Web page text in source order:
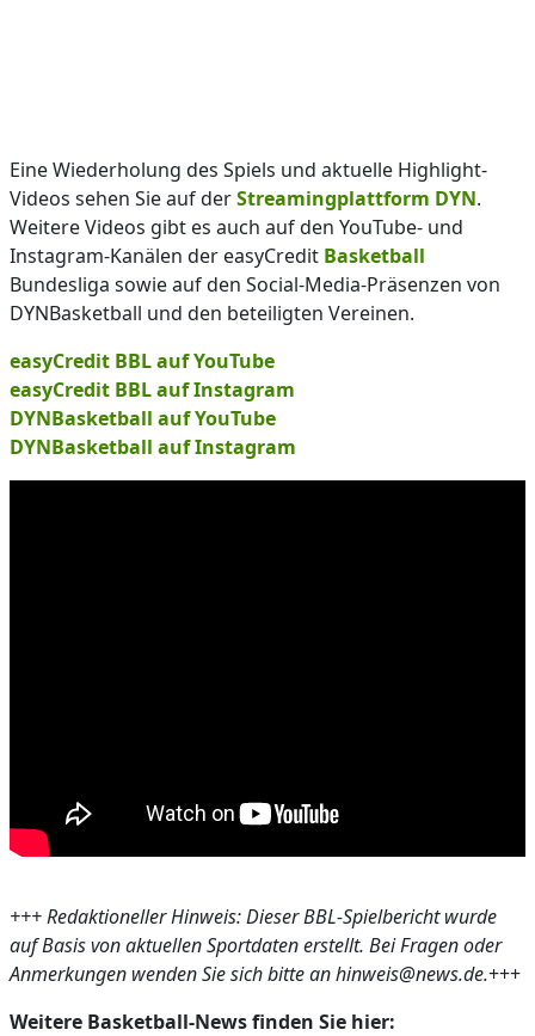
Eine Wiederholung des Spiels und aktuelle Highlight-
Videos sehen Sie auf derStreamingplattform DYN.
Weitere Videos gibt es auch auf den YouTube- und
Instagram-Kanälen der easyCredit Basketball
Bundesliga sowie auf den Social-Media-Präsenzen von
DYNBasketball und den beteiligten Vereinen.
easyCredit BBL auf YouTube
easyCredit BBL auf Instagram
DYNBasketball auf YouTube
DYNBasketball auf Instagram
+++ Redaktioneller Hinweis: Dieser BBL-Spielbericht wurde
auf Basis von aktuellen Sportdaten erstellt. Bei Fragen oder
Anmerkungen wenden Sie sich bitte an hinweis@news.de.+++
Weitere Basketball-News finden Sie hier: